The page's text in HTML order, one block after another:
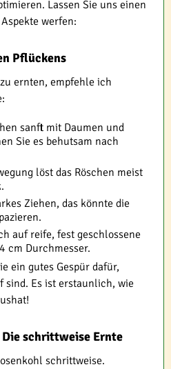
Lassen Sie uns einen
werfen:
Pflückens
ernten, empfehle ich
sanft mit Daumen und
Sie es behutsam nach
löst das Röschen meist
Ziehen, das könnte die
auf reife, fest geschlossene
cm Durchmesser.
ein gutes Gespür dafür,
sind. Es ist erstaunlich, wie
Die schrittweise Ernte
schrittweise.